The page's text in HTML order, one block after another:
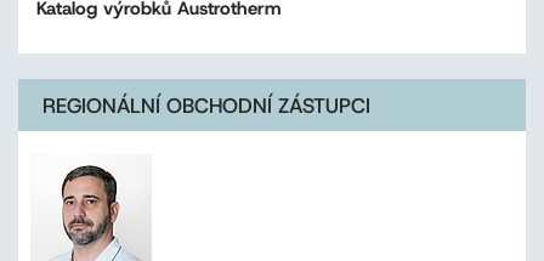
Katalog výrobků Austrotherm
REGIONÁLNÍ OBCHODNÍ ZÁSTUPCI